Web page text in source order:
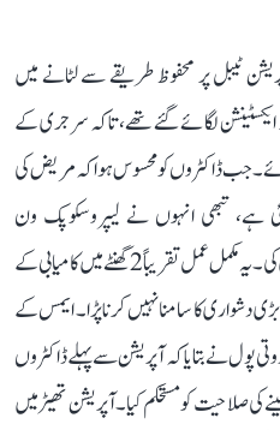
ٹیبل پر محفوظ طریقے سے لٹانے میں
لگائے گئے تھے، تاکہ سرجری کے
جب ڈاکٹروں کو محسوس ہوا کہ مریض کی
تبھی انہوں نے لیپروسکوپک ون
ایناسٹوموسس گیسٹرک بائی پاس سرجری کی۔ یہ مکمل عمل تقریباً 2 گھنٹے میں کامیابی کے
دشواری کا سامنا نہیں کرنا پڑا۔ ایمس کے
پول نے بتایا کہ آپریشن سے پہلے ڈاکٹروں
کو مستحکم کیا۔ آپریشن تھیٹر میں